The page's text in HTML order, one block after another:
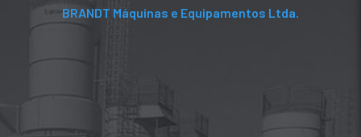
BRANDT Máquinas e Equipamentos Ltda.